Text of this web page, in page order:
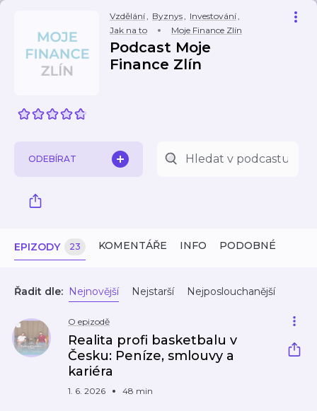
Vzdělání, Byznys, Investování,
Jak na to
Moje Finance Zlín
Podcast Moje
Finance Zlín
ODEBÍRAT
EPIZODY 23 KOMENTÁŘE INFO PODOBNÉ
Řadit dle: Nejnovější Nejstarší Nejposlouchanější
O epizodě
Realita profi basketbalu v
Česku: Peníze, smlouvy a
kariéra
1. 6. 2026 48 min